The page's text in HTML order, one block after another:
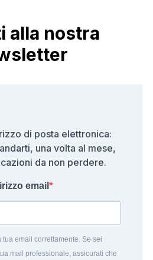
alla nostra
di posta elettronica:
una volta al mese,
da non perdere.
email
email correttamente. Se sei
mail professionale, assicurati che